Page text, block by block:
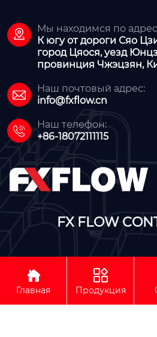

Мы находимся по
К югу от дороги Сяо
город Цяося, уезд
провинция Чжэцзян,

Наш почтовый адрес:
info@fxflow.cn

Наш телефон:
+86-18072111115
FX FLOW
Авторское право©FX FLOW

Главная

Продукция